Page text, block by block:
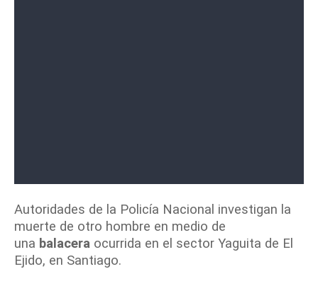
Autoridades de la Policía Nacional investigan la
muerte de otro hombre en medio de
una balacera ocurrida en el sector Yaguita de El
Ejido, en Santiago.